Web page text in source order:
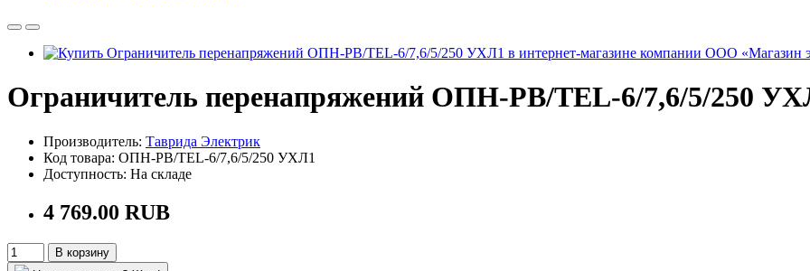
Ограничитель перенапряжений ОПН-РВ/TEL-6/7,6/5/250
Производитель: Таврида Электрик
Код товара: ОПН-РВ/TEL-6/7,6/5/250 УХЛ1
Доступность: На складе
4 769.00 RUB
В корзину